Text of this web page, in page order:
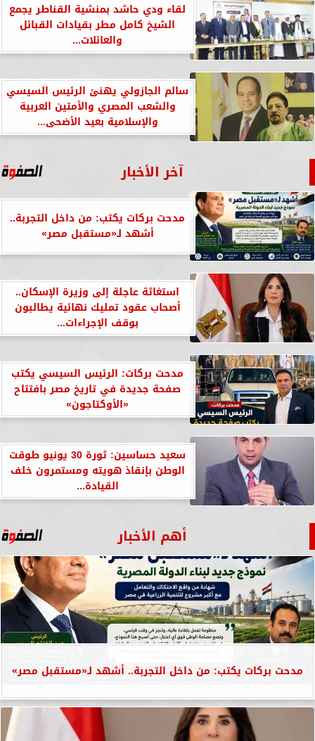
لقاء ودي حاشد بمنشية القناطر يجمع
الشيخ كامل مطر بقيادات القبائل
والعائلات...
سالم الجازولي يهنئ الرئيس السيسي
والشعب المصري والأمتين العربية
والإسلامية بعيد الأضحى...
آخر الأخبار
مدحت بركات يكتب: من داخل التجربة..
أشهد لـ«مستقبل مصر»
استغاثة عاجلة إلى وزيرة الإسكان..
أصحاب عقود تمليك نهائية يطالبون
بوقف الإجراءات...
مدحت بركات: الرئيس السيسي يكتب
صفحة جديدة في تاريخ مصر بافتتاح
«الأوكتاجون»
سعيد حساسين: ثورة 30 يونيو طوقت
الوطن بإنقاذ هويته ومستمرون خلف
القيادة...
أهم الأخبار
مدحت بركات يكتب: من داخل التجربة.. أشهد لـ«مستقبل مصر»